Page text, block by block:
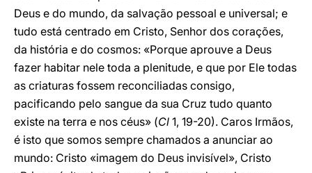
Deus e do mundo, da salvação pessoal e universal; e
tudo está centrado em Cristo, Senhor dos corações,
da história e do cosmos: «Porque aprouve a Deus
fazer habitar nele toda a plenitude, e que por Ele todas
as criaturas fossem reconciliadas consigo,
pacificando pelo sangue da sua Cruz tudo quanto
existe na terra e nos céus» (Cl 1, 19-20). Caros Irmãos,
é isto que somos sempre chamados a anunciar ao
mundo: Cristo «imagem do Deus invisível», Cristo